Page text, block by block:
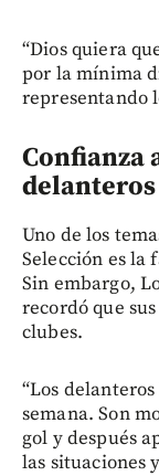
“Dios quiera
por la mínima
representando
Confianza
delanteros
Uno de los
Selección es
Sin embargo,
recordó que
clubes.
“Los
semana. Son
gol y después
las situaciones